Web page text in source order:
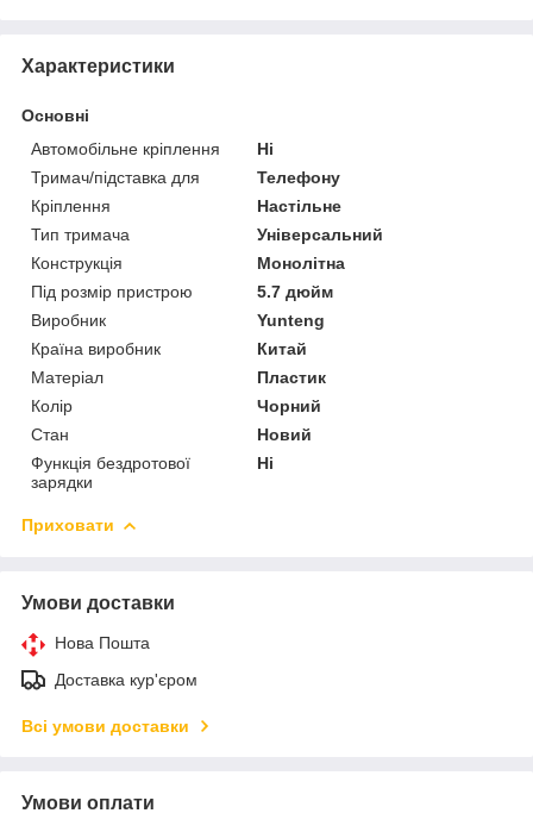
Характеристики
Основні
Автомобільне кріплення
Ні
Тримач/підставка для
Телефону
Кріплення
Настільне
Тип тримача
Універсальний
Конструкція
Монолітна
Під розмір пристрою
5.7 дюйм
Виробник
Yunteng
Країна виробник
Китай
Матеріал
Пластик
Колір
Чорний
Стан
Новий
Функція бездротової
зарядки
Ні
Приховати
Умови доставки
Нова Пошта
Доставка кур'єром
Всі умови доставки
Умови оплати